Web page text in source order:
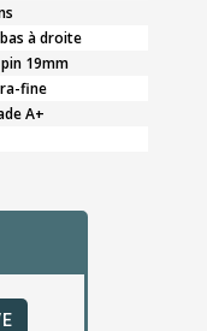
à droite
19mm
fine
A+